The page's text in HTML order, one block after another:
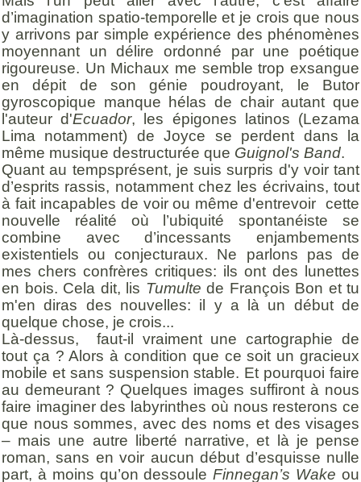
d’imagination spatio-temporelle et je crois que nous
y arrivons par simple expérience des phénomènes
moyennant un délire ordonné par une poétique
rigoureuse. Un Michaux me semble trop exsangue
en dépit de son génie poudroyant, le Butor
gyroscopique manque hélas de chair autant que
l'auteur d'Ecuador, les épigones latinos (Lezama
Lima notamment) de Joyce se perdent dans la
même musique destructurée que Guignol's Band.
Quant au tempsprésent, je suis surpris d'y voir tant
d’esprits rassis, notamment chez les écrivains, tout
à fait incapables de voir ou même d'entrevoir cette
nouvelle réalité où l’ubiquité spontanéiste se
combine avec d’incessants enjambements
existentiels ou conjecturaux. Ne parlons pas de
mes chers confrères critiques: ils ont des lunettes
en bois. Cela dit, lis Tumulte de François Bon et tu
m'en diras des nouvelles: il y a là un début de
quelque chose, je crois...
Là-dessus, faut-il vraiment une cartographie de
tout ça ? Alors à condition que ce soit un gracieux
mobile et sans suspension stable. Et pourquoi faire
au demeurant ? Quelques images suffiront à nous
faire imaginer des labyrinthes où nous resterons ce
que nous sommes, avec des noms et des visages
– mais une autre liberté narrative, et là je pense
roman, sans en voir aucun début d’esquisse nulle
part, à moins qu’on dessouleFinnegan’s Wake ou